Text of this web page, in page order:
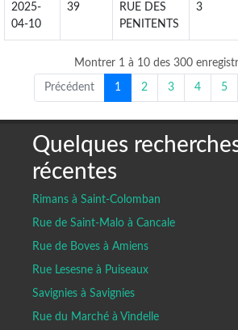
2025-
04-10
39
RUE DES
PENITENTS
3
Montrer 1 à 10 des 300
Précédent 1 2 3 4 5
Quelques
récentes
Rimans à Saint-Colomban
Rue de Saint-Malo à Cancale
Rue de Boves à Amiens
Rue Lesesne à Puiseaux
Savignies à Savignies
Rue du Marché à Vindelle